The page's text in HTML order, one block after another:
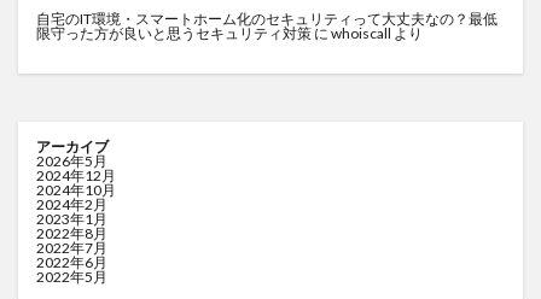
自宅のIT環境・スマートホーム化のセキュリティって大丈夫なの？最低
限守った方が良いと思うセキュリティ対策 に whoiscall より
アーカイブ
2026年5月
2024年12月
2024年10月
2024年2月
2023年1月
2022年8月
2022年7月
2022年6月
2022年5月